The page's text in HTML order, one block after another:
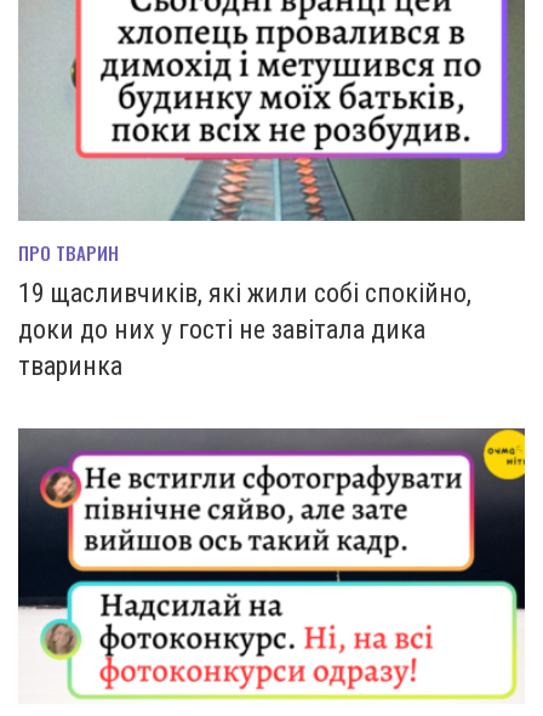
ПРО ТВАРИН
19 щасливчиків, які жили собі спокійно,
доки до них у гості не завітала дика
тваринка